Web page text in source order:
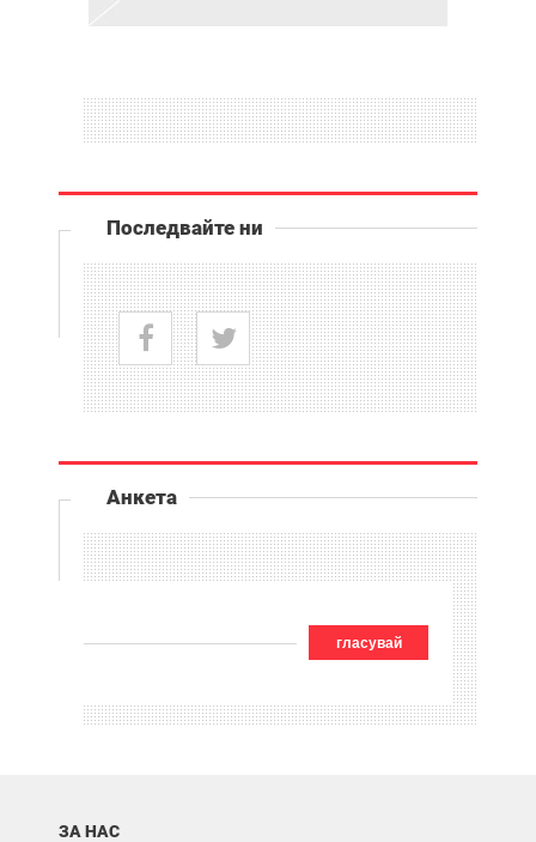
Последвайте ни
Анкета
гласувай
ЗА НАС